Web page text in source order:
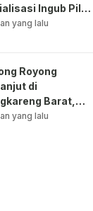
Ingub Pilah
Kepada PPSU
yang lalu
Royong
di
Barat,
Air
yang lalu